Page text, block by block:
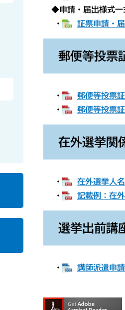
◆申請・届出様式一
・
証票申請・
郵便等投票
・
郵便等投票
・
郵便等投票
在外選挙関
・
在外選挙人
・
記載例：在
選挙出前講
・ 講師派遣申